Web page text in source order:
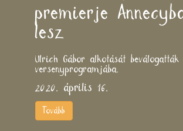
premierje
lesz
Ulrich Gábor alkotását
versenyprogramjába.
2020. április 16.
Tovább